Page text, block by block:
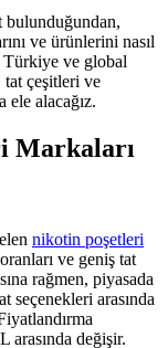
bulunduğundan,
ve ürünlerini nasıl
Türkiye ve global
tat çeşitleri ve
ele alacağız.
Markaları
nikotin poşetleri
ve geniş tat
rağmen, piyasada
seçenekleri arasında
arasında değişir.